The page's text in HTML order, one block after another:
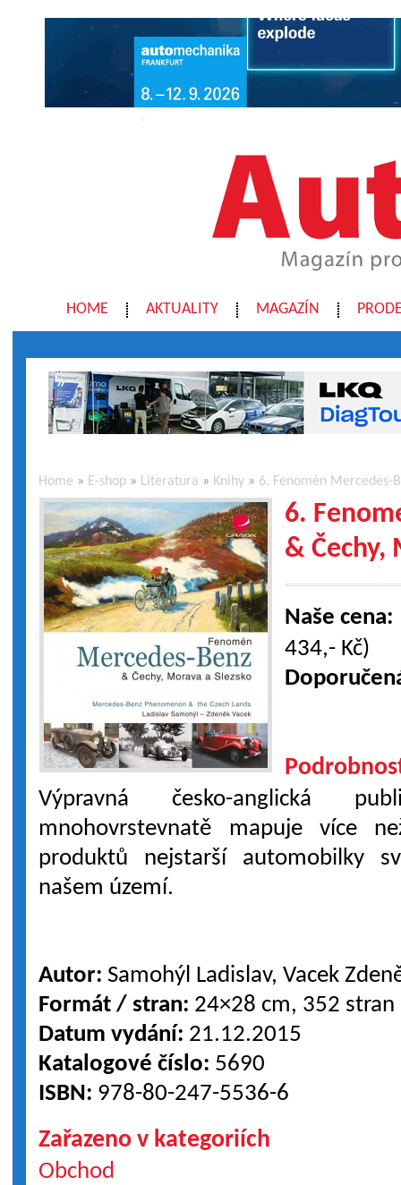
HOME AKTUALITY MAGAZÍN
Home » E-shop » Literatura » Knihy » 6. Fenomén Mercedes-
6.
& Čechy,
Naše cena:
434,- Kč)
Výpravná česko-anglická
mnohovrstevnatě mapuje více
produktů nejstarší automobilky
našem území.
Autor: Samohýl Ladislav, Vacek
Formát / stran: 24×28 cm, 352 stran
Datum vydání: 21.12.2015
Katalogové číslo: 5690
ISBN: 978-80-247-5536-6
Zařazeno v kategoriích
Obchod